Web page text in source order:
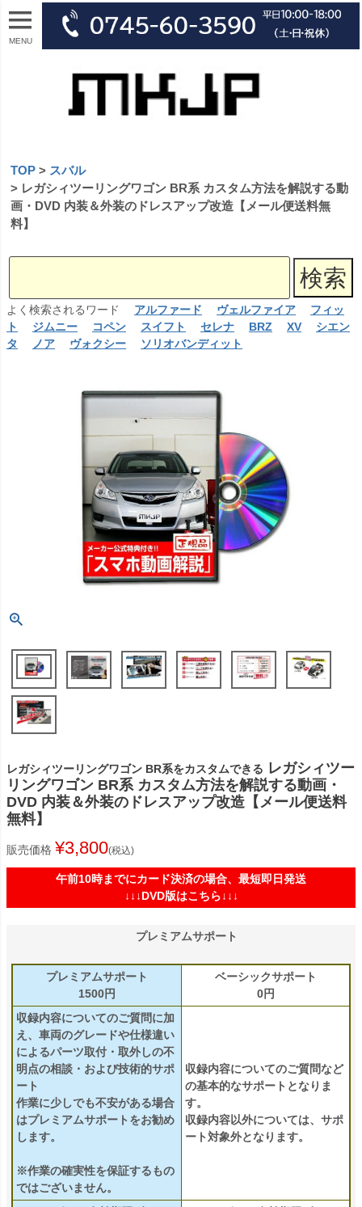
MENU
TOP
スバル
レガシィツーリングワゴン BR系 カスタム方法を解説する動
画・DVD 内装＆外装のドレスアップ改造【メール便送料無
料】
よく検索されるワード アルファード ヴェルファイア
フィッ
ト
ジムニー コペン スイフト セレナ BRZ XV
シエン
タ
ノア ヴォクシー ソリオバンディット
レガシィツーリングワゴン BR系をカスタムできる レガシィツー
リングワゴン BR系 カスタム方法を解説する動画・
DVD 内装＆外装のドレスアップ改造【メール便送料
無料】
販売価格 ¥3,800 税込
午前10時までにカード決済の場合、最短即日発送
↓↓↓DVD版はこちら↓↓↓
プレミアムサポート
プレミアムサポート
1500円
ベーシックサポート
0円
収録内容についてのご質問に加
え、車両のグレードや仕様違い
によるパーツ取付・取外しの不
明点の相談・および技術的サポ
ート
作業に少しでも不安がある場合
はプレミアムサポートをお勧め
します。
※作業の確実性を保証するもの
ではございません。
収録内容についてのご質問など
の基本的なサポートとなりま
す。
収録内容以外については、サポ
ート対象外となります。